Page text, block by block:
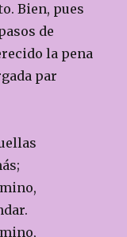
Bien, pues
de
la pena
par